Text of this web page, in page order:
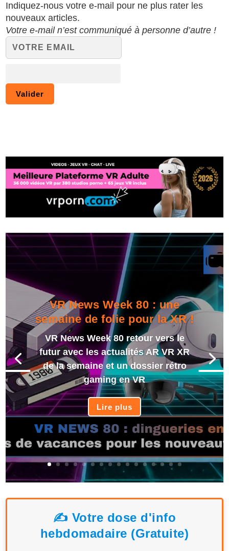
Indiquez-nous votre e-mail pour ne plus rater les
nouveaux articles.
Votre e-mail n’est communiqué à personne d’autre !
VR News Week 80 : une
semaine de folie pour la XR !
VR News Week 80 retour vers le
futur avec les actualités AR VR XR
de la semaine et un dossier rétro
gaming en VR
Lire plus
✍️ Votre dose d'info
hebdomadaire (Gratuite)